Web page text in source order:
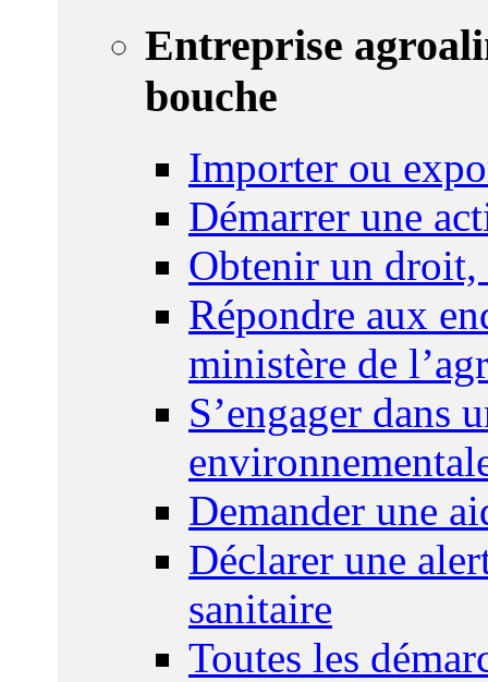
Entreprise
bouche
Importer ou
Démarrer une
Obtenir un droit,
Répondre aux
ministère de
S’engager dans
Demander une
Déclarer une
sanitaire
Toutes les